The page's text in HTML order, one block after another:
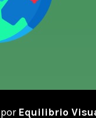
Equilibrio